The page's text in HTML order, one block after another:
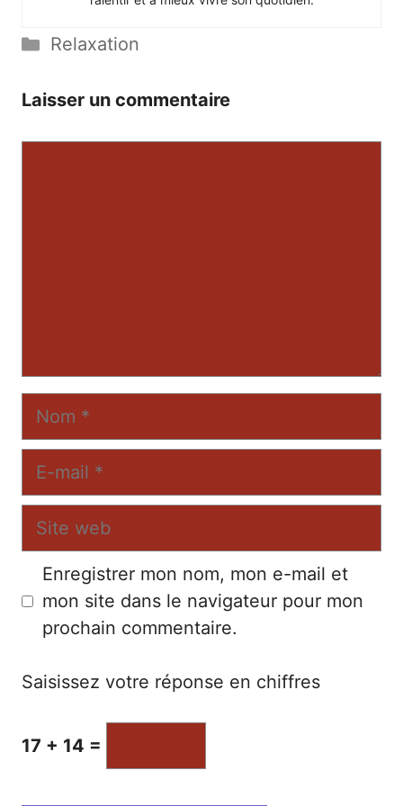
Catégories
Relaxation
Laisser un commentaire
Nom
E-
Site
Enregistrer mon nom, mon e-mail et
mon site dans le navigateur pour mon
prochain commentaire.
Saisissez votre réponse en chiffres
17 + 14 =